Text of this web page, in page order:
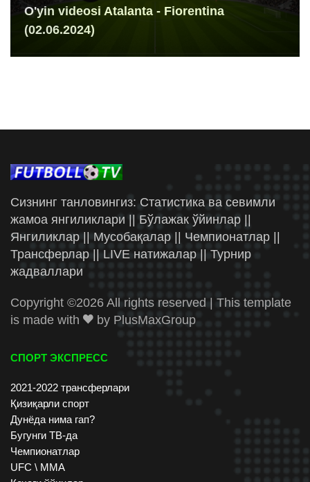
O'yin videosi Atalanta - Fiorentina
(02.06.2024)
Сизнинг танловингиз: Статистика ва севимли
жамоа янгиликлари || Бўлажак ўйинлар ||
Янгиликлар || Мусобақалар || Чемпионатлар ||
Трансферлар || LIVE натижалар || Турнир
жадваллари
Copyright ©2026 All rights reserved | This template
is made with
by PlusMaxGroup
СПОРТ ЭКСПРЕСС
2021-2022 трансферлари
Қизиқарли спорт
Дунёда нима гап?
Бугунги ТВ-да
Чемпионатлар
UFC \ ММА